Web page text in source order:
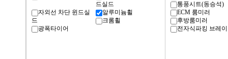
드실드
자외선 차단 윈드실
드
알루미늄휠
크롬휠
광폭타이어
통풍시트(동승석)
ECM 룸미러
후방룸미러
전자식파킹 브레